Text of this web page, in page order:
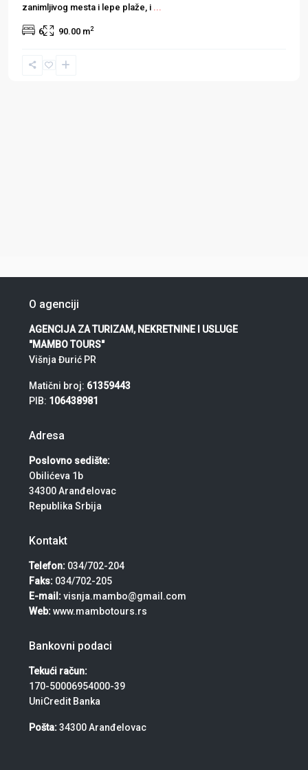
zanimljivog mesta i lepe plaže, i
6 90.00 m2
O agenciji
AGENCIJA ZA TURIZAM, NEKRETNINE I USLUGE
"MAMBO TOURS"
Višnja Đurić PR
Matični broj: 61359443
PIB: 106438981
Adresa
Poslovno sedište:
Obilićeva 1b
34300 Aranđelovac
Republika Srbija
Kontakt
Telefon: 034/702-204
Faks: 034/702-205
E-mail:visnja.mambo@gmail.com
Web:www.mambotours.rs
Bankovni podaci
Tekući račun:
170-50006954000-39
UniCredit Banka
Pošta:34300 Aranđelovac